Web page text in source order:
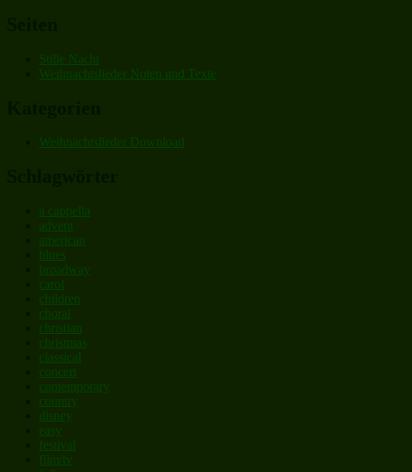
Stille Nacht
Weihnachtslieder Noten und Texte
Weihnachtslieder Download
a cappella
advent
american
blues
broadway
carol
children
choral
christian
christmas
classical
concert
contemporary
country
disney
easy
festival
film/tv